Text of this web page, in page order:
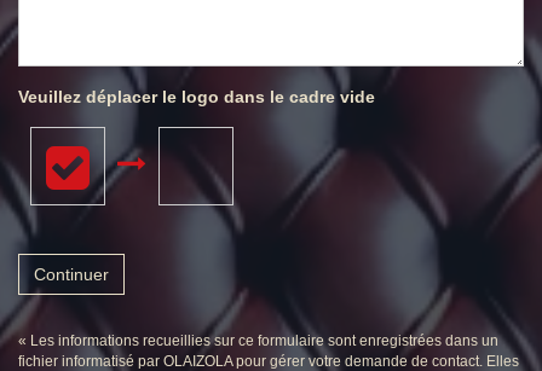
Veuillez déplacer le logo dans le cadre vide
Continuer
« Les informations recueillies sur ce formulaire sont enregistrées dans un
fichier informatisé par OLAIZOLA pour gérer votre demande de contact. Elles